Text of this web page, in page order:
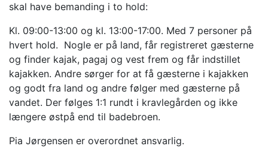
skal have bemanding i to hold:
Kl. 09:00-13:00 og kl. 13:00-17:00. Med 7 personer på
hvert hold. Nogle er på land, får registreret gæsterne
og finder kajak, pagaj og vest frem og får indstillet
kajakken. Andre sørger for at få gæsterne i kajakken
og godt fra land og andre følger med gæsterne på
vandet. Der følges 1:1 rundt i kravlegården og ikke
længere østpå end til badebroen.
Pia Jørgensen er overordnet ansvarlig.